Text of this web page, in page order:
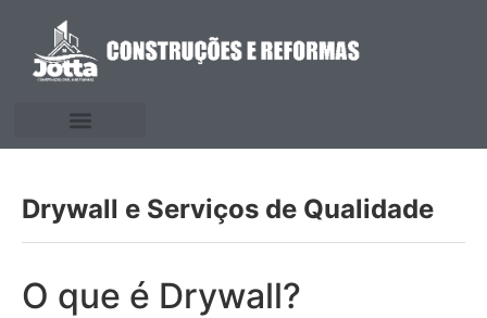
Drywall e Serviços de Qualidade
O que é Drywall?